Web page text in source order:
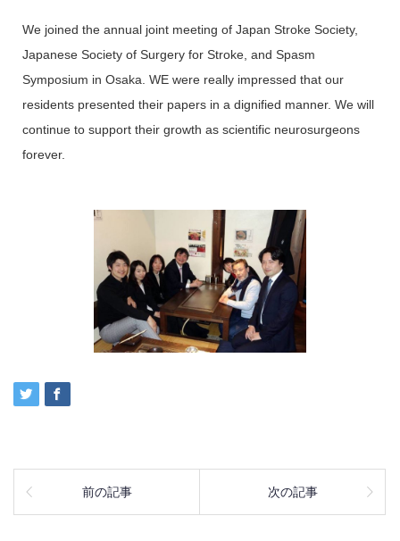
We joined the annual joint meeting of Japan Stroke Society,
Japanese Society of Surgery for Stroke, and Spasm
Symposium in Osaka. WE were really impressed that our
residents presented their papers in a dignified manner. We will
continue to support their growth as scientific neurosurgeons
forever.
前の記事 次の記事